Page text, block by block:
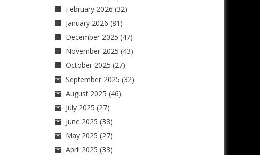
February 2026 (32)
January 2026 (81)
December 2025 (47)
November 2025 (43)
October 2025 (27)
September 2025 (32)
August 2025 (46)
July 2025 (27)
June 2025 (38)
May 2025 (27)
April 2025 (33)